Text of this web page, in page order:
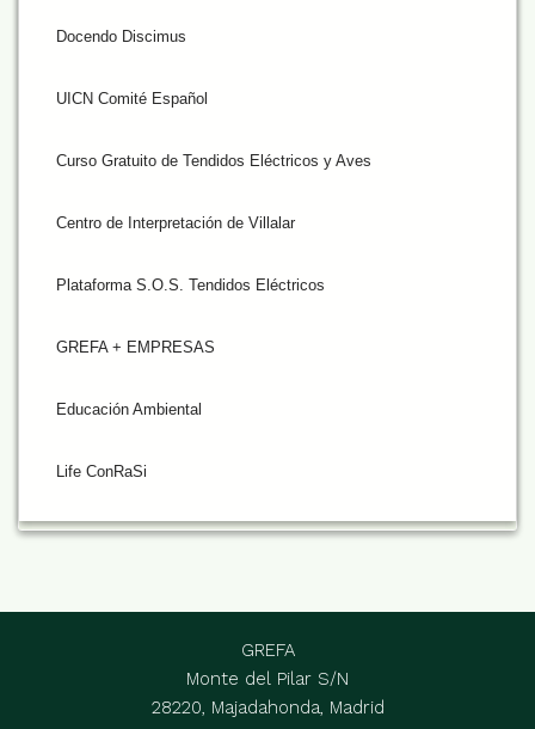
Docendo Discimus
UICN Comité Español
Curso Gratuito de Tendidos Eléctricos y Aves
Centro de Interpretación de Villalar
Plataforma S.O.S. Tendidos Eléctricos
GREFA + EMPRESAS
Educación Ambiental
Life ConRaSi
GREFA
Monte del Pilar S/N
28220, Majadahonda, Madrid